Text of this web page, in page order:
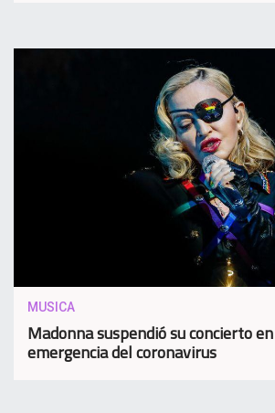
MUSICA
Madonna suspendió su concierto
emergencia del coronavirus